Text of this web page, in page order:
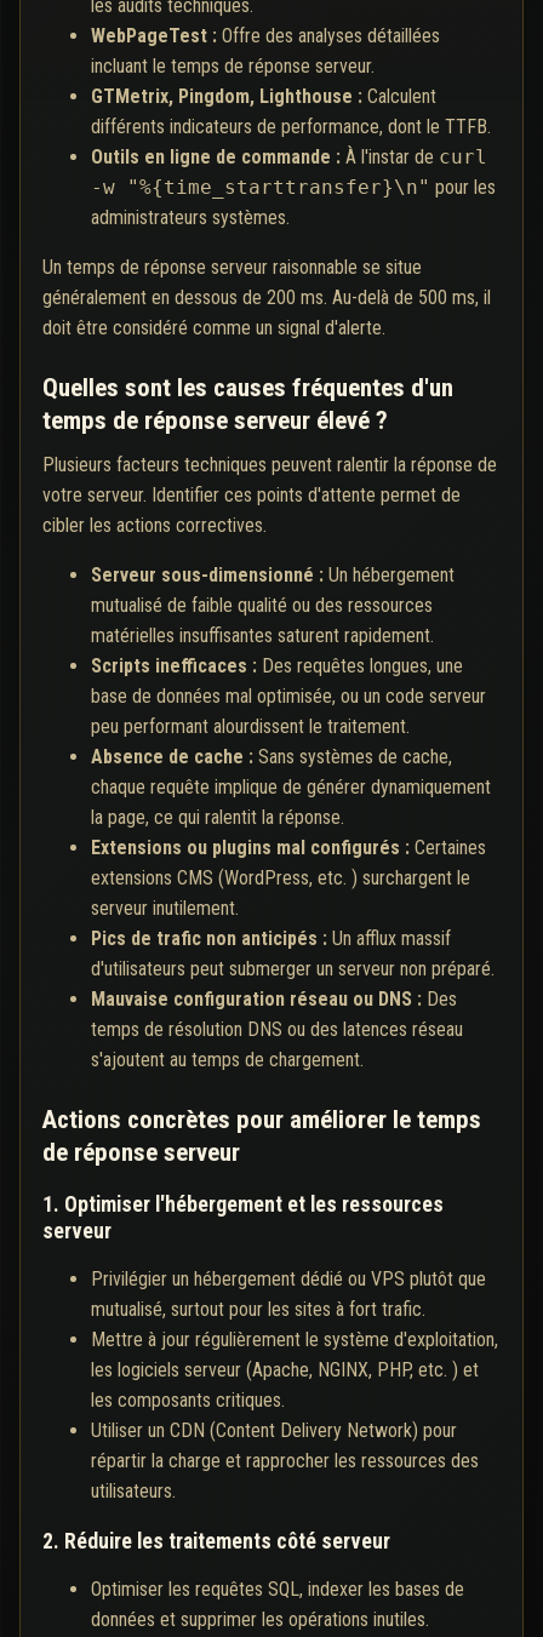
les audits techniques.
WebPageTest : Offre des analyses détaillées
incluant le temps de réponse serveur.
GTMetrix, Pingdom, Lighthouse : Calculent
différents indicateurs de performance, dont le TTFB.
Outils en ligne de commande : À l'instar de curl
-w "%{time_starttransfer}\n" pour les
administrateurs systèmes.
Un temps de réponse serveur raisonnable se situe
généralement en dessous de 200 ms. Au-delà de 500 ms, il
doit être considéré comme un signal d'alerte.
Quelles sont les causes fréquentes d'un
temps de réponse serveur élevé ?
Plusieurs facteurs techniques peuvent ralentir la réponse de
votre serveur. Identifier ces points d'attente permet de
cibler les actions correctives.
Serveur sous-dimensionné : Un hébergement
mutualisé de faible qualité ou des ressources
matérielles insuffisantes saturent rapidement.
Scripts inefficaces : Des requêtes longues, une
base de données mal optimisée, ou un code serveur
peu performant alourdissent le traitement.
Absence de cache : Sans systèmes de cache,
chaque requête implique de générer dynamiquement
la page, ce qui ralentit la réponse.
Extensions ou plugins mal configurés : Certaines
extensions CMS (WordPress, etc. ) surchargent le
serveur inutilement.
Pics de trafic non anticipés : Un afflux massif
d'utilisateurs peut submerger un serveur non préparé.
Mauvaise configuration réseau ou DNS : Des
temps de résolution DNS ou des latences réseau
s'ajoutent au temps de chargement.
Actions concrètes pour améliorer le temps
de réponse serveur
1. Optimiser l'hébergement et les ressources
serveur
Privilégier un hébergement dédié ou VPS plutôt que
mutualisé, surtout pour les sites à fort trafic.
Mettre à jour régulièrement le système d'exploitation,
les logiciels serveur (Apache, NGINX, PHP, etc. ) et
les composants critiques.
Utiliser un CDN (Content Delivery Network) pour
répartir la charge et rapprocher les ressources des
utilisateurs.
2. Réduire les traitements côté serveur
Optimiser les requêtes SQL, indexer les bases de
données et supprimer les opérations inutiles.